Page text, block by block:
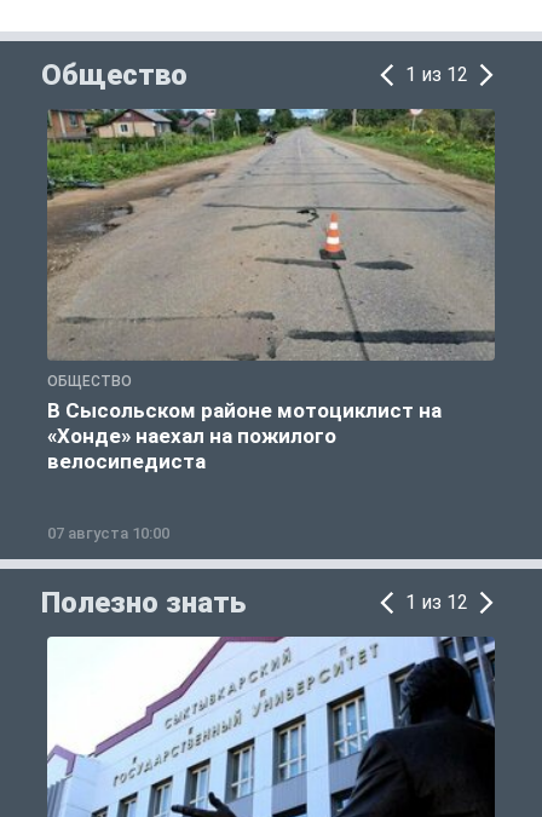
Общество 1 из 12
ОБЩЕСТВО
В Сысольском районе мотоциклист на
«Хонде» наехал на пожилого
велосипедиста
07 августа 10:00
Полезно знать 1 из 12